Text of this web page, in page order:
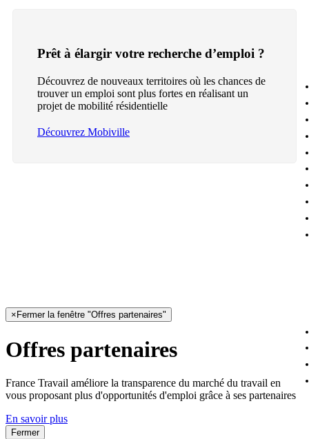
Prêt à élargir votre recherche d’emploi ?
Découvrez de nouveaux territoires où les chances de
trouver un emploi sont plus fortes en réalisant un
projet de mobilité résidentielle
Découvrez Mobiville
× Fermer la fenêtre "Offres partenaires"
Offres partenaires
France Travail améliore la transparence du marché du travail en
vous proposant plus d'opportunités d'emploi grâce à ses partenaires
En savoir plus
Fermer